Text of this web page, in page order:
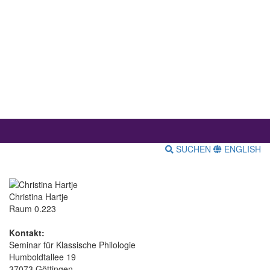
SUCHEN ENGLISH
Christina Hartje
Raum 0.223
Kontakt:
Seminar für Klassische Philologie
Humboldtallee 19